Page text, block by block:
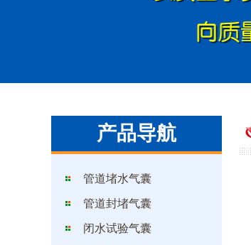
产品导航
管道堵水气囊
管道封堵气囊
闭水试验气囊